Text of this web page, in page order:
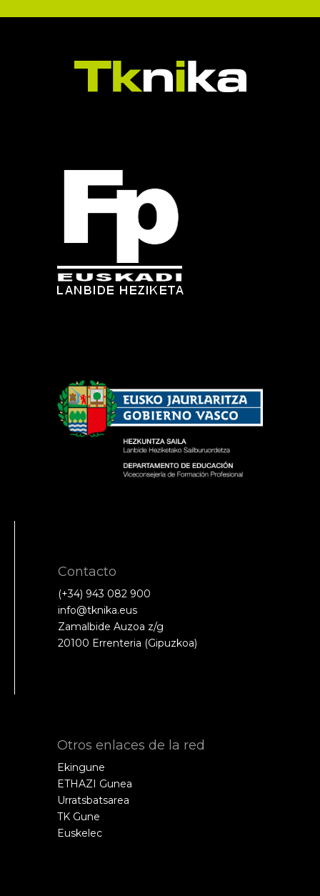
Contacto
(+34) 943 082 900
info@tknika.eus
Zamalbide Auzoa z/g
20100 Errenteria (Gipuzkoa)
Otros enlaces de la red
Ekingune
ETHAZI Gunea
Urratsbatsarea
TK Gune
Euskelec